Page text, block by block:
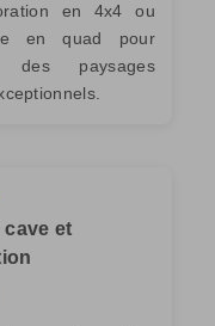
en 4x4 ou
en quad pour
des paysages
et